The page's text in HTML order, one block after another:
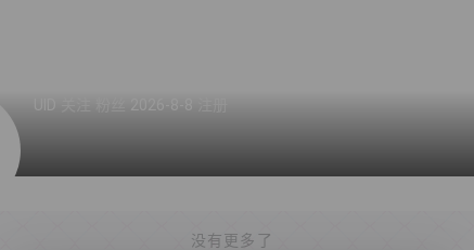
没有更多了